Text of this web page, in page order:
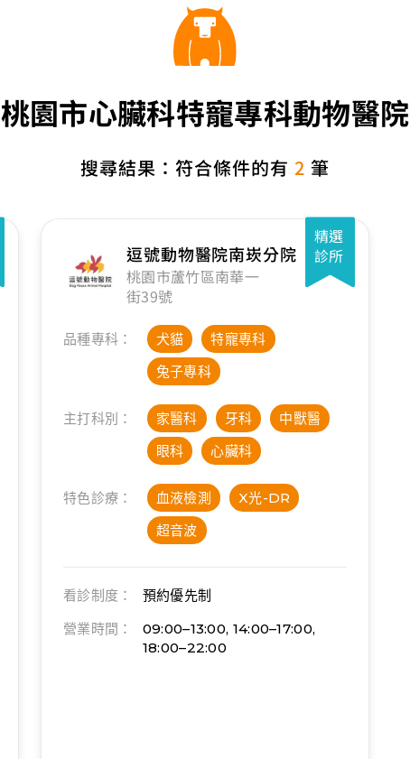
桃園市心臟科特寵專科動物醫院
搜尋結果：符合條件的有 2 筆
精選
診所
逗號動物醫院南崁分院
桃園市蘆竹區南華一
街39號
品種專科： 犬貓
特寵專科
兔子專科
主打科別： 家醫科 牙科
中獸醫
眼科
心臟科
特色診療： 血液檢測
X光-DR
超音波
看診制度：
預約優先制
營業時間：
09:00–13:00, 14:00–17:00,
18:00–22:00